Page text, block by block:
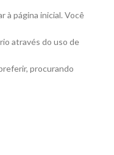
à página inicial. Você
através do uso de
procurando